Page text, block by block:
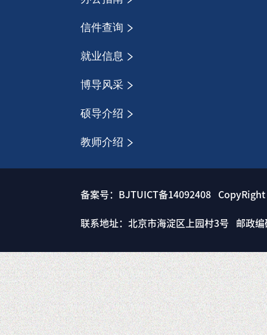
信件查询
就业信息
博导风采
硕导介绍
教师介绍
备案号：BJTUICT备14092408
联系地址：北京市海淀区上园村3号 邮政